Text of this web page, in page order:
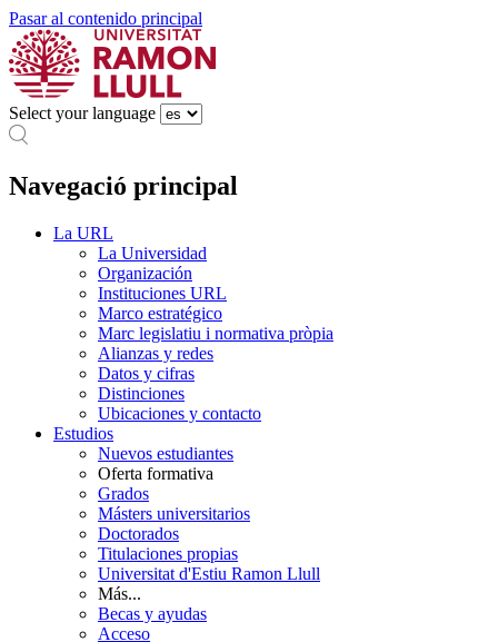
Pasar al contenido principal
Select your language
Navegació principal
La URL
La Universidad
Organización
Instituciones URL
Marco estratégico
Marc legislatiu i normativa pròpia
Alianzas y redes
Datos y cifras
Distinciones
Ubicaciones y contacto
Estudios
Nuevos estudiantes
Oferta formativa
Grados
Másters universitarios
Doctorados
Titulaciones propias
Universitat d'Estiu Ramon Llull
Más...
Becas y ayudas
Acceso